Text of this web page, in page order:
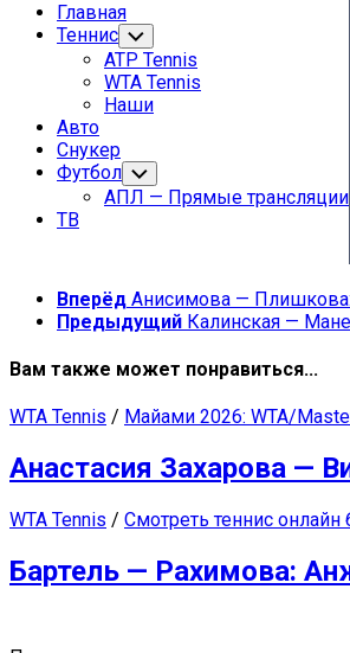
Главная
Родительская
текущая
страница
Теннис Переключатель
дочернего
меню
ATP Tennis
Родительская
текущая
WTA Tennis
Наши
Авто
Снукер
Футбол Переключатель
дочернего
меню
АПЛ — Прямые трансляции
ТВ
Вперёд Анисимова — Плишкова:
Предыдущий Калинская —
Вам также может понравиться...
WTA Tennis / Майами 2026: WTA/
Анастасия Захарова —
WTA Tennis / Смотреть теннис онлайн
Бартель — Рахимова: